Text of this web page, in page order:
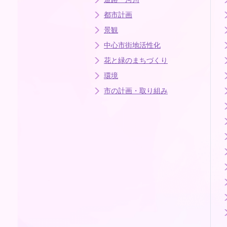
都市計画
景観
中心市街地活性化
花と緑のまちづくり
環境
市の計画・取り組み